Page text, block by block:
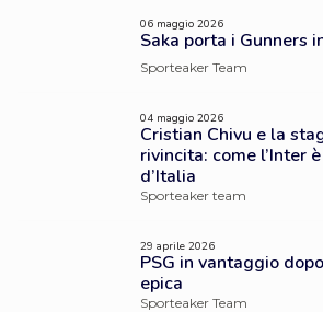
06 maggio 2026
Saka porta i Gunners
Sporteaker Team
04 maggio 2026
Cristian Chivu e la
rivincita: come l’Inter
d’Italia
Sporteaker team
29 aprile 2026
PSG in vantaggio
epica
Sporteaker Team